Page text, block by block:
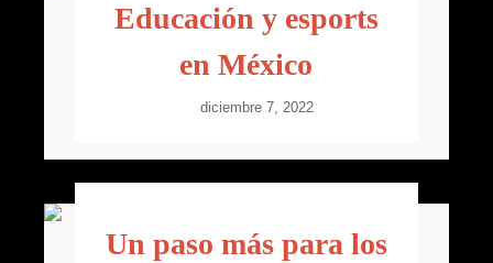
Educación y esports
en México
diciembre 7, 2022
Un paso más para los